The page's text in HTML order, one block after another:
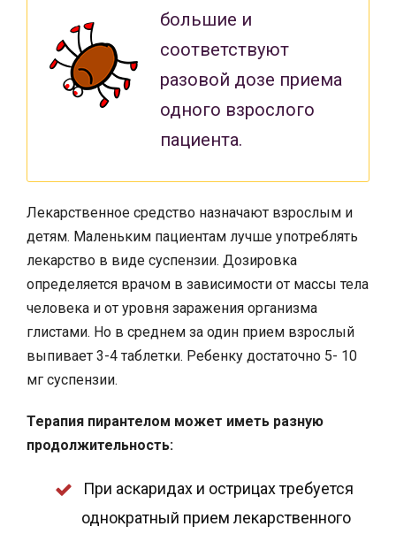
большие и
соответствуют
разовой дозе приема
одного взрослого
пациента.
Лекарственное средство назначают взрослым и
детям. Маленьким пациентам лучше употреблять
лекарство в виде суспензии. Дозировка
определяется врачом в зависимости от массы тела
человека и от уровня заражения организма
глистами. Но в среднем за один прием взрослый
выпивает 3-4 таблетки. Ребенку достаточно 5- 10
мг суспензии.
Терапия пирантелом может иметь разную
продолжительность:
При аскаридах и острицах требуется
однократный прием лекарственного